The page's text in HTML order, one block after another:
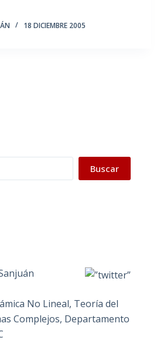
18 DICIEMBRE 2005
Buscar
No Lineal, Teoría del
Complejos, Departamento